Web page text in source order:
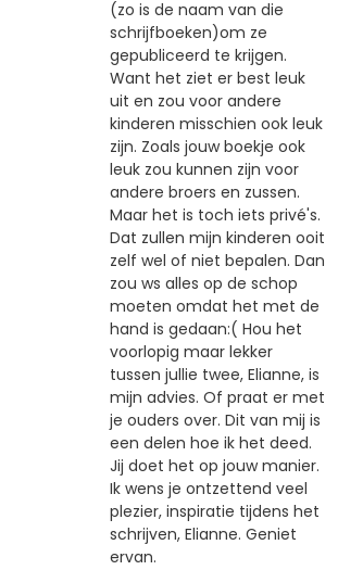
(zo is de naam van die
schrijfboeken)om ze
gepubliceerd te krijgen.
Want het ziet er best leuk
uit en zou voor andere
kinderen misschien ook leuk
zijn. Zoals jouw boekje ook
leuk zou kunnen zijn voor
andere broers en zussen.
Maar het is toch iets privé's.
Dat zullen mijn kinderen ooit
zelf wel of niet bepalen. Dan
zou ws alles op de schop
moeten omdat het met de
hand is gedaan:( Hou het
voorlopig maar lekker
tussen jullie twee, Elianne, is
mijn advies. Of praat er met
je ouders over. Dit van mij is
een delen hoe ik het deed.
Jij doet het op jouw manier.
Ik wens je ontzettend veel
plezier, inspiratie tijdens het
schrijven, Elianne. Geniet
ervan.